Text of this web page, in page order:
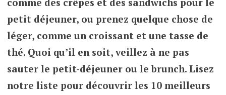
petit déjeuner, ou prenez quelque chose de
léger, comme un croissant et une tasse de
thé. Quoi qu’il en soit, veillez à ne pas
sauter le petit-déjeuner ou le brunch. Lisez
notre liste pour découvrir les 10 meilleurs